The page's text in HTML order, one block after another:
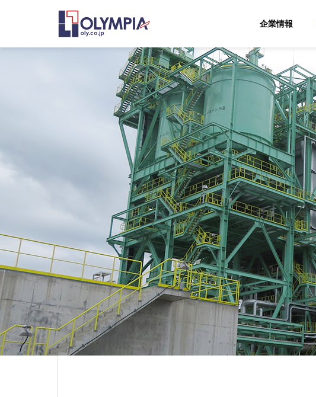
企業情報
ABOUT US
会社概要
About Us
グループ会社
GROUP
BUSINESS
蓄電所事業
Storage Battery